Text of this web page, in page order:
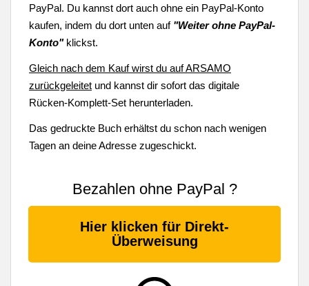
PayPal. Du kannst dort auch ohne ein PayPal-Konto
kaufen, indem du dort unten auf "Weiter ohne PayPal-
Konto"klickst.
Gleich nach dem Kauf wirst du auf ARSAMO
zurückgeleitet und kannst dir sofort das digitale
Rücken-Komplett-Set herunterladen.
Das gedruckte Buch erhältst du schon nach wenigen
Tagen an deine Adresse zugeschickt.
Bezahlen ohne PayPal ?
Hier klicken für Direkt-
Überweisung